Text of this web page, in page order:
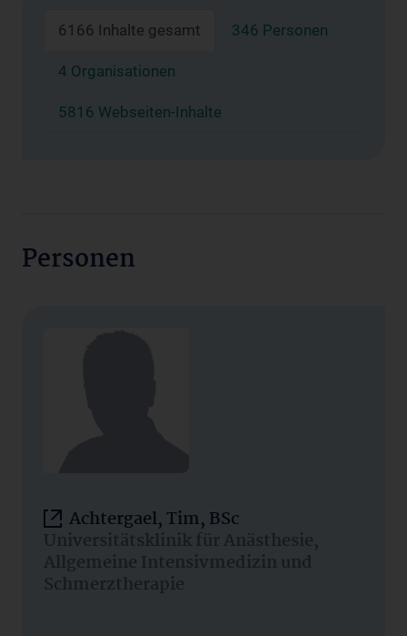
6166 Inhalte gesamt 346 Personen
4 Organisationen
5816 Webseiten-Inhalte
Personen
Achtergael, Tim, BSc
Universitätsklinik für Anästhesie,
Allgemeine Intensivmedizin und
Schmerztherapie